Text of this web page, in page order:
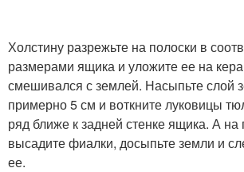
Холстину разрежьте на полоски в
размерами ящика и уложите ее на
смешивался с землей. Насыпьте слой
примерно 5 см и воткните луковицы
ряд ближе к задней стенке ящика. А
высадите фиалки, досыпьте земли и
ее.